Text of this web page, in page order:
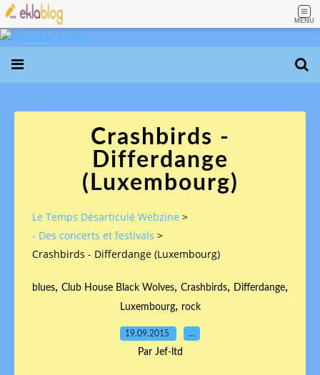
MENU
Crashbirds -
Differdange
(Luxembourg)
Le Temps Désarticulé Webzine >
- Des concerts et festivals >
Crashbirds - Differdange (Luxembourg)
blues, Club House Black Wolves, Crashbirds, Differdange,
Luxembourg, rock
19.09.2015 …
Par Jef-ltd